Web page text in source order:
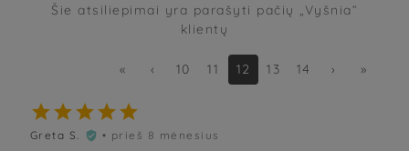
Šie atsiliepimai yra parašyti pačių „Vyšnia“
klientų
« ‹ 10 11 12 13 14 › »

Greta S.  • prieš 8 mėnesius